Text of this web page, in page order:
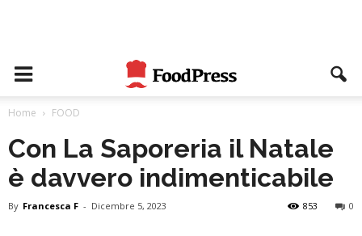
Home FOOD
Con La Saporeria il Natale
è davvero indimenticabile
By Francesca F - Dicembre 5, 2023 0
853